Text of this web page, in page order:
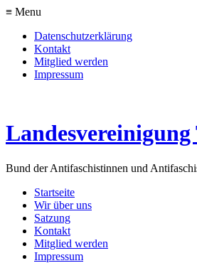
≡ Menu
Datenschutzerklärung
Kontakt
Mitglied werden
Impressum
Bund der Antifaschistinnen und
Startseite
Wir über uns
Satzung
Kontakt
Mitglied werden
Impressum